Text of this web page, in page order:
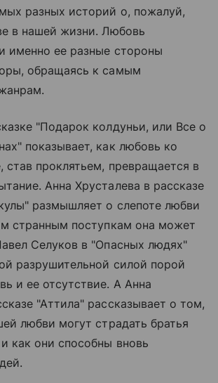
разных историй о, пожалуй,
в нашей жизни. Любовь
именно ее разные стороны
обращаясь к самым
"Подарок колдуньи, или Все о
показывает, как любовь ко
став проклятьем, превращается в
Анна Хрусталева в рассказе
размышляет о слепоте любви
странным поступкам она может
Селуков в "Опасных людях"
разрушительной силой порой
и ее отсутствие. А Анна
"Аттила" рассказывает о том,
любви могут страдать братья
как они способны вновь